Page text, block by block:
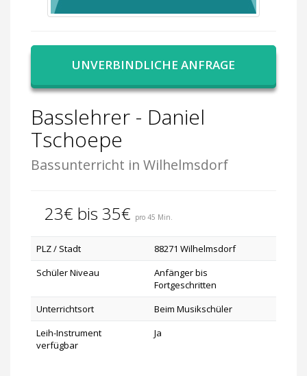
UNVERBINDLICHE ANFRAGE
Basslehrer - Daniel
Tschoepe
Bassunterricht in Wilhelmsdorf
23€ bis 35€ pro 45 Min.
PLZ / Stadt
88271 Wilhelmsdorf
Schüler Niveau
Anfänger bis
Fortgeschritten
Unterrichtsort
Beim Musikschüler
Leih-Instrument
verfügbar
Ja